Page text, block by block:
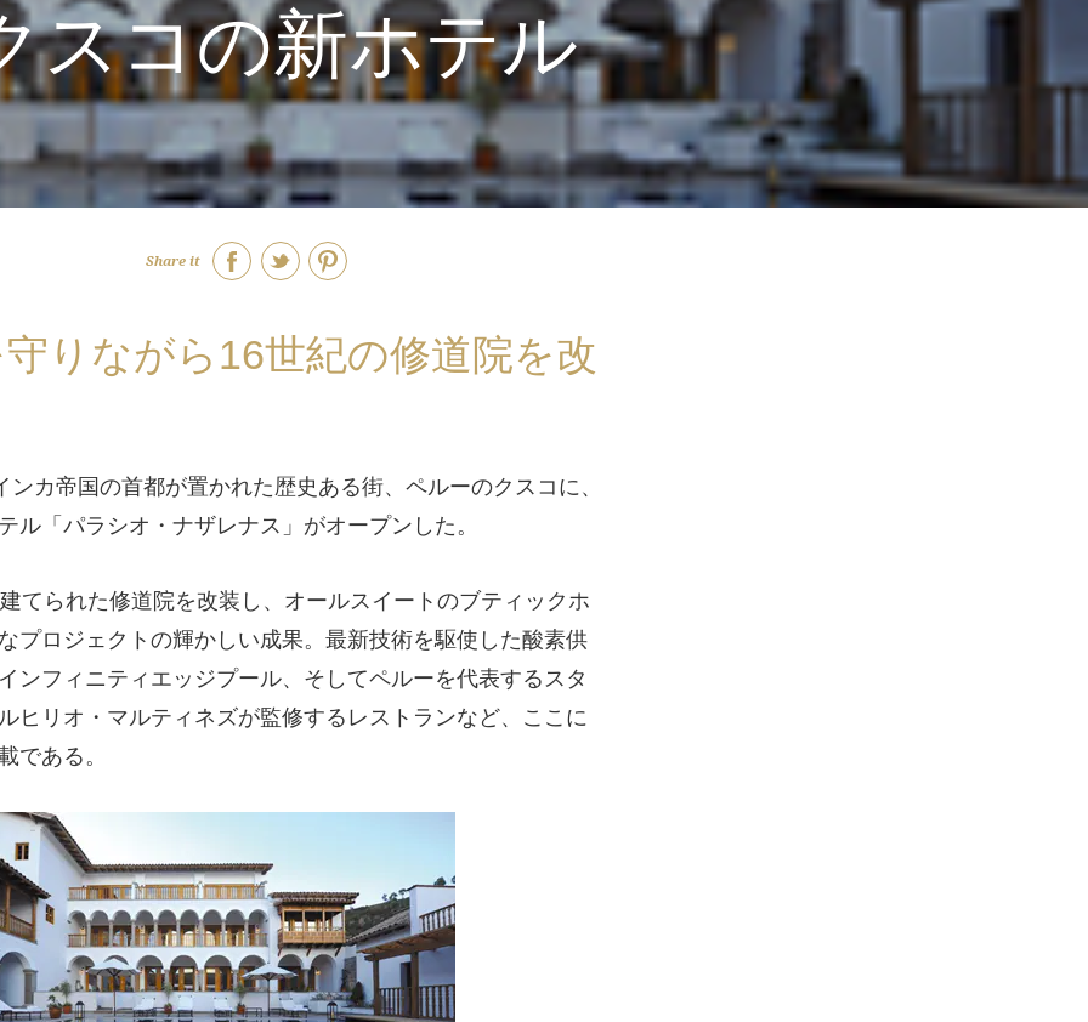
スコの新ホテル
Share it
りながら16世紀の修道院を改
カ帝国の首都が置かれた歴史ある街、ペルーのクスコに、
ル「パラシオ・ナザレナス」がオープンした。
られた修道院を改装し、オールスイートのブティックホ
プロジェクトの輝かしい成果。最新技術を駆使した酸素供
ンフィニティエッジプール、そしてペルーを代表するスタ
ヒリオ・マルティネズが監修するレストランなど、ここに
である。